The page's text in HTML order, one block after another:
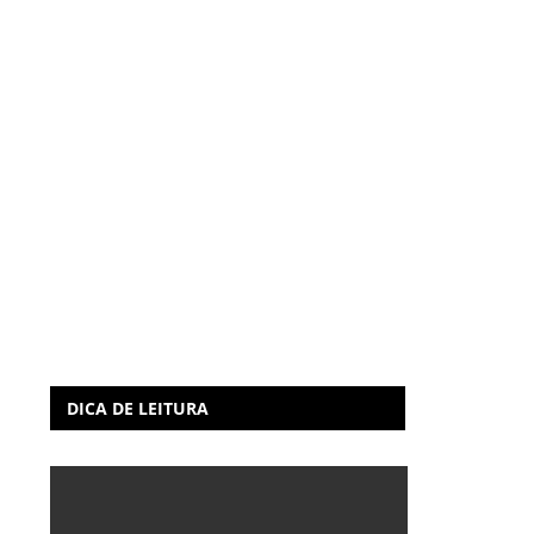
DICA DE LEITURA